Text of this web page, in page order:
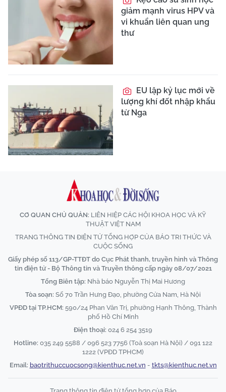
giảm mạnh virus HPV và
vi khuẩn liên quan ung
thư
EU lập kỷ lục mới về
lượng khí đốt nhập khẩu
từ Nga
CƠ QUAN CHỦ QUẢN: LIÊN HIỆP CÁC HỘI KHOA HỌC VÀ KỸ
THUẬT VIỆT NAM
TRANG THÔNG TIN ĐIỆN TỬ TỔNG HỢP CỦA BÁO TRI THỨC VÀ
CUỘC SỐNG
Giấy phép số 113/GP-TTĐT do Cục Phát thanh, truyền hình và Thông
tin điện tử - Bộ Thông tin và Truyền thông cấp ngày 08/07/2021
Tổng Biên tập: Nhà báo Nguyễn Thị Mai Hương
Tòa soạn: Số 70 Trần Hưng Đạo, phường Cửa Nam, Hà Nội
VPĐD tại TP.HCM: 590/24 Phan Văn Trị, phường Hạnh Thông, Thành
phố Hồ Chí Minh
Điện thoại: 024 6 254 3519
Hotline: 035 249 5588 / 096 523 7756 (Toà soạn Hà Nội) / 091 122
1222 (VPĐD TPHCM)
Email: baotrithuccuocsong@kienthuc.net.vn - tkts@kienthuc.net.vn